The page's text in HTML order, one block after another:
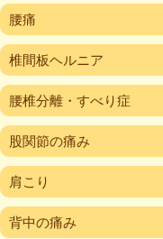
腰痛
椎間板ヘルニア
腰椎分離・すべり症
股関節の痛み
肩こり
背中の痛み